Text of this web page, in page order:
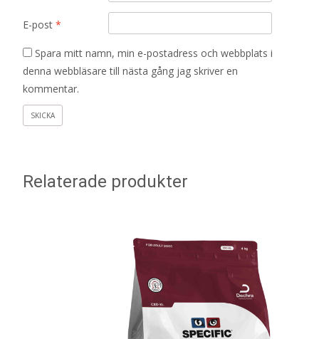
E-post *
Spara mitt namn, min e-postadress och webbplats i
denna webbläsare till nästa gång jag skriver en
kommentar.
Relaterade produkter